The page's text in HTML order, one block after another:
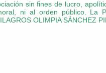
sin fines de lucro,
ni al orden público.
La
OLIMPIA SÁNCHEZ